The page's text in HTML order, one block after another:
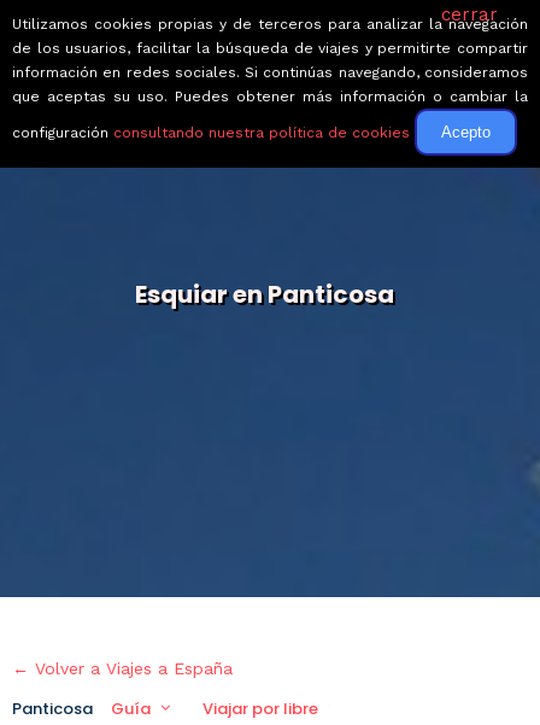
Esquiar en Panticosa
← Volver a Viajes a España
Panticosa Guía Viajar por libre
cerrar
Utilizamos cookies propias y de terceros para analizar la navegación
de los usuarios, facilitar la búsqueda de viajes y permitirte compartir
información en redes sociales. Si continúas navegando, consideramos
que aceptas su uso. Puedes obtener más información o cambiar la
configuración consultando nuestra política de cookies Acepto